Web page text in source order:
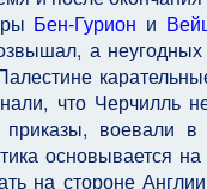
Бен-Гурион и
а
что Черчилль
воевали
основывается
на стороне